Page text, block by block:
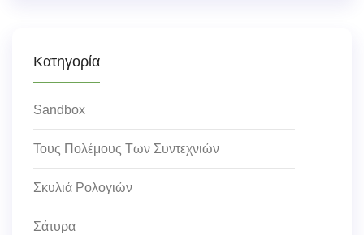
Κατηγορία
Sandbox
Τους Πολέμους Των Συντεχνιών
Σκυλιά Ρολογιών
Σάτυρα